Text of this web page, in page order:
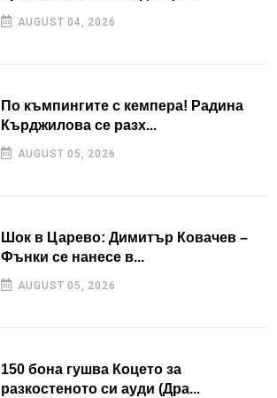
AUGUST 04, 2026
По къмпингите с кемпера! Радина
Кърджилова се разх...
AUGUST 05, 2026
Шок в Царево: Димитър Ковачев –
Фънки се нанесе в...
AUGUST 05, 2026
150 бона гушва Коцето за
разкостеното си ауди (Дра...